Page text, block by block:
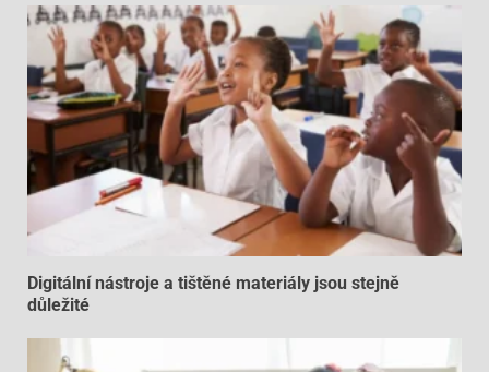
Digitální nástroje a tištěné materiály jsou stejně
důležité